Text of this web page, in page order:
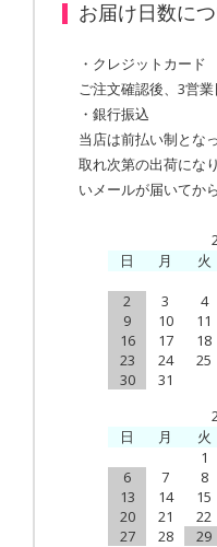
お届け日数に
・クレジットカード
ご注文確認後、3営業
・銀行振込
当店は前払い制とな
取れ次第の出荷にな
いメールが届いてか
日
月 火
2
3 4
9
10 11
16
17 18
23
24 25
30
31
日
月 火
1
6
7 8
13
14 15
20
21 22
27
28 29